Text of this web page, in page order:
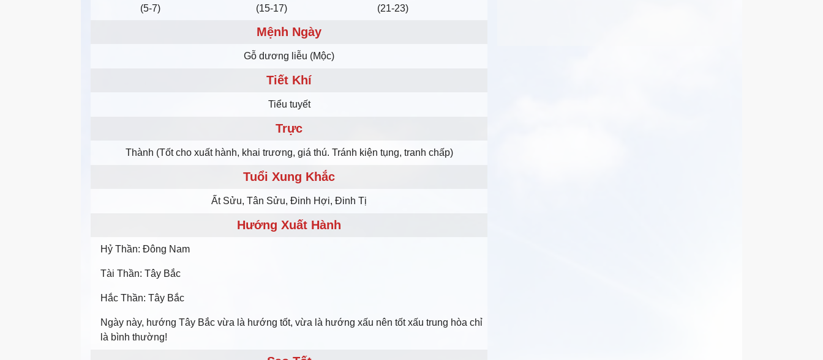
(5-7)
(15-17)
(21-23)
Mệnh Ngày
Gỗ dương liễu (Mộc)
Tiết Khí
Tiểu tuyết
Trực
Thành (Tốt cho xuất hành, khai trương, giá thú. Tránh kiện tụng, tranh chấp)
Tuổi Xung Khắc
Ất Sửu, Tân Sửu, Đinh Hợi, Đinh Tị
Hướng Xuất Hành
Hỷ Thần: Đông Nam
Tài Thần: Tây Bắc
Hắc Thần: Tây Bắc
Ngày này, hướng Tây Bắc vừa là hướng tốt, vừa là hướng xấu nên tốt xấu trung hòa chỉ
là bình thường!